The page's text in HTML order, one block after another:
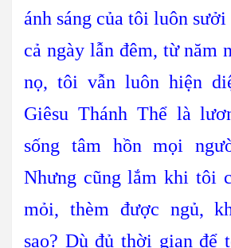
ánh sáng của tôi luôn sưởi
cả ngày lẫn đêm, từ năm
nọ, tôi vẫn luôn hiện
Giêsu Thánh Thể là
sống tâm hồn mọi
Nhưng cũng lắm khi tôi
mỏi, thèm được ngủ,
sao? Dù đủ thời gian để